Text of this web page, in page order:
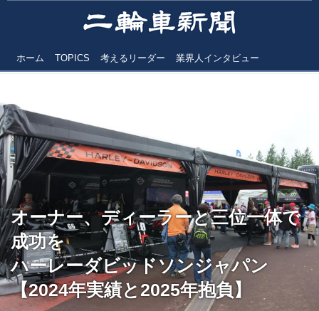
ホーム TOPICS 考えるリーダー 業界人インタビュー
オーナー、ディーラーと三位一体で
成功を
ハーレーダビッドソンジャパン
【2024年実績と2025年抱負】